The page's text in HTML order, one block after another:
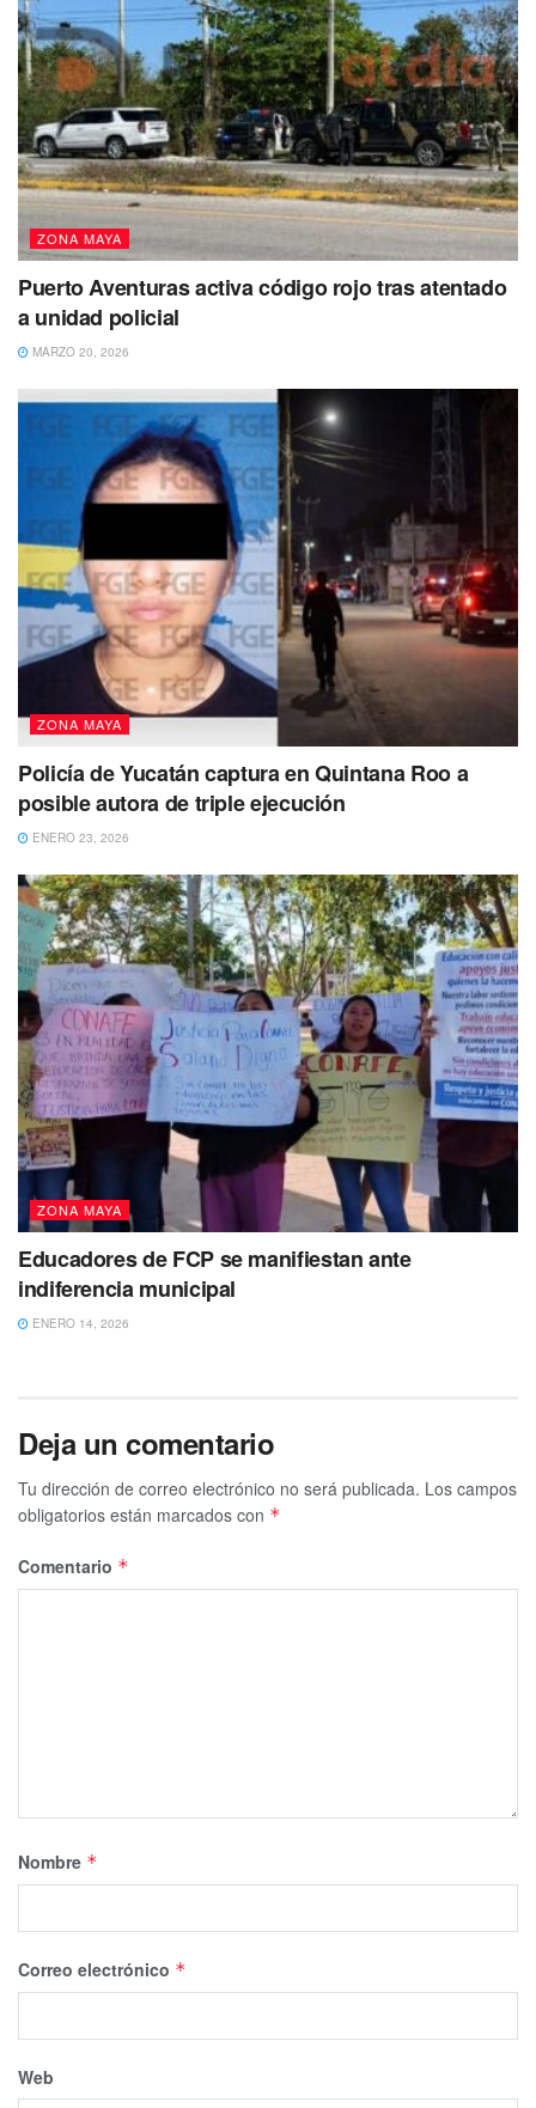
Puedes volver a leer
ZONA MAYA
Puerto Aventuras activa código rojo tras atentado
a unidad policial
MARZO 20, 2026
ZONA MAYA
Policía de Yucatán captura en Quintana Roo a
posible autora de triple ejecución
ENERO 23, 2026
ZONA MAYA
Educadores de FCP se manifiestan ante
indiferencia municipal
ENERO 14, 2026
Deja un comentario
Tu dirección de correo electrónico no será publicada. Los campos
obligatorios están marcados con *
Comentario *
Nombre *
Correo electrónico *
Web